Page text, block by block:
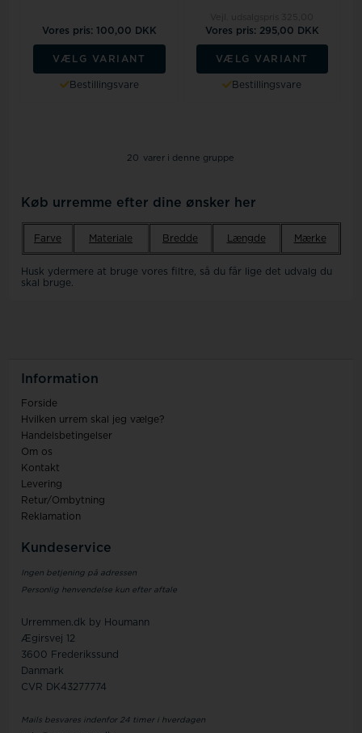
Vores pris: 100,00 DKK
VÆLG VARIANT
Bestillingsvare
Vores pris: 295,00 DKK
VÆLG VARIANT
Bestillingsvare
20 varer i denne gruppe
Køb urremme efter dine ønsker her
Farve Materiale Bredde Længde Mærke
Husk ydermere at bruge vores filtre, så du får lige det udvalg du
skal bruge.
Information
Forside
Hvilken urrem skal jeg vælge?
Handelsbetingelser
Om os
Kontakt
Levering
Retur/Ombytning
Reklamation
Kundeservice
Ingen betjening på adressen
Personlig henvendelse kun efter aftale
Urremmen.dk by Houmann
Ægirsvej 12
3600 Frederikssund
Danmark
CVR DK43277774
Mails besvares indenfor 24 timer i hverdagen